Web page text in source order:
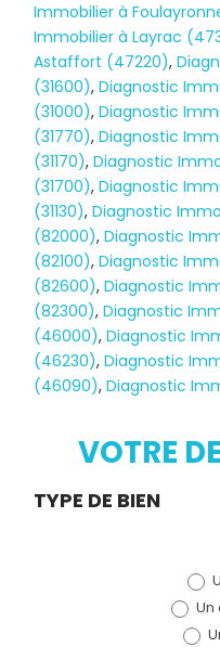
Immobilier à
Immobilier à Layrac
Astaffort (47220),
(31600),Diagnostic
(31000),Diagnostic
(31770),Diagnostic
(31170),Diagnostic
(31700),Diagnostic
(31130),Diagnostic
(82000),Diagnostic
(82100),Diagnostic
(82600),Diagnostic
(82300),Diagnostic
(46000),Diagnostic
(46230),Diagnostic
(46090),Diagnostic
VOTRE
Demande
TYPE DE BIEN